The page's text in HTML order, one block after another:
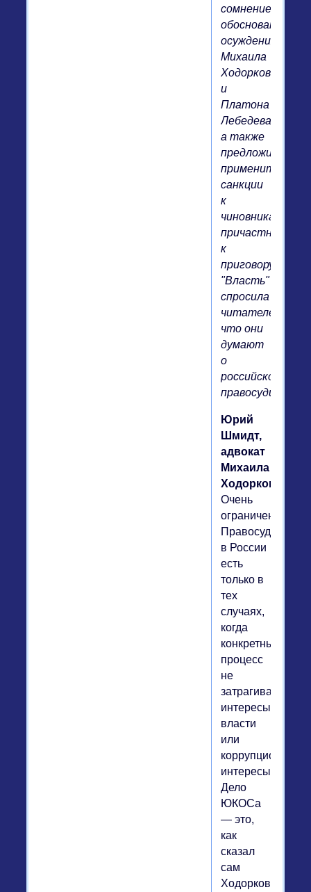
сомнение
обоснованность
осуждения
Михаила
Ходорковского
и
Платона
Лебедева,
а также
предложила
применить
санкции
к
чиновникам,
причастным
к
приговору.
"Власть"
спросила
читателей,
что они
думают
о
российском
правосудии.
Юрий
Шмидт,
адвокат
Михаила
Ходорковского.
Очень
ограниченно.
Правосудие
в России
есть
только в
тех
случаях,
когда
конкретный
процесс
не
затрагивает
интересы
власти
или
коррупционные
интересы.
Дело
ЮКОСа
— это,
как
сказал
сам
Ходорковский